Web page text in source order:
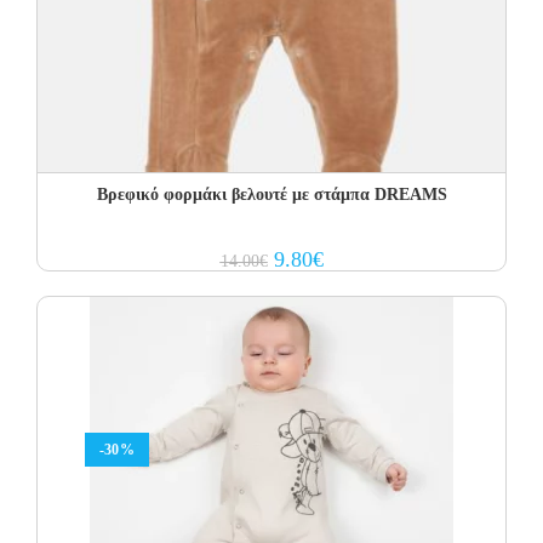
Βρεφικό φορμάκι βελουτέ με στάμπα DREAMS
14.00€ Original
price
14.00€.
9.80€Current
price
-30%